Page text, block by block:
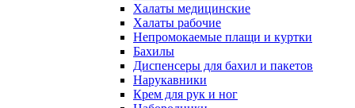
Халаты медицинские
Халаты рабочие
Непромокаемые плащи и куртки
Бахилы
Диспенсеры для бахил и пакетов
Нарукавники
Крем для рук и ног